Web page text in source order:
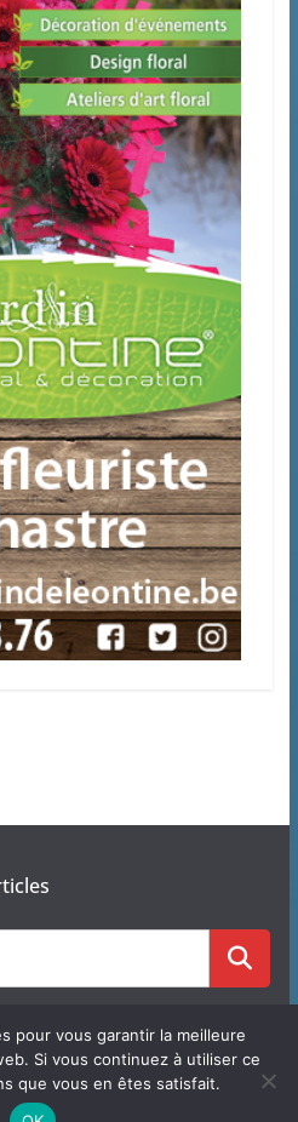
Chastre
pour vous garantir la meilleure
Si vous continuez à utiliser ce
que vous en êtes satisfait.